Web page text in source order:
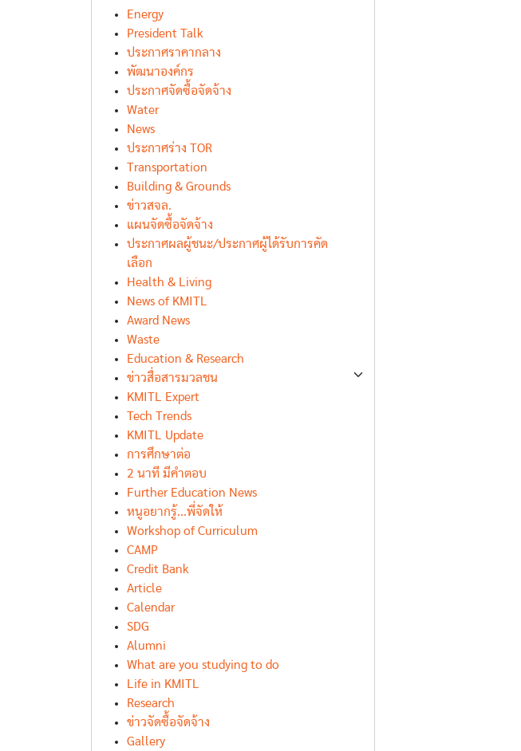
Energy
President Talk
ประกาศราคากลาง
พัฒนาองค์กร
ประกาศจัดซื้อจัดจ้าง
Water
News
ประกาศร่าง TOR
Transportation
Building & Grounds
ข่าวสจล.
แผนจัดซื้อจัดจ้าง
ประกาศผลผู้ชนะ/ประกาศผู้ได้รับการคัด
เลือก
Health & Living
News of KMITL
Award News
Waste
Education & Research
ข่าวสื่อสารมวลชน
KMITL Expert
Tech Trends
KMITL Update
การศึกษาต่อ
2 นาที มีคำตอบ
Further Education News
หนูอยากรู้...พี่จัดให้
Workshop of Curriculum
CAMP
Credit Bank
Article
Calendar
SDG
Alumni
What are you studying to do
Life in KMITL
Research
ข่าวจัดซื้อจัดจ้าง
Gallery